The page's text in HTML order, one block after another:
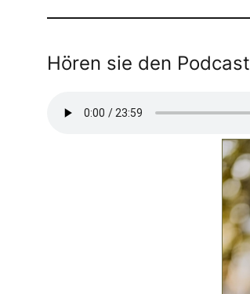
Hören sie den Podcast